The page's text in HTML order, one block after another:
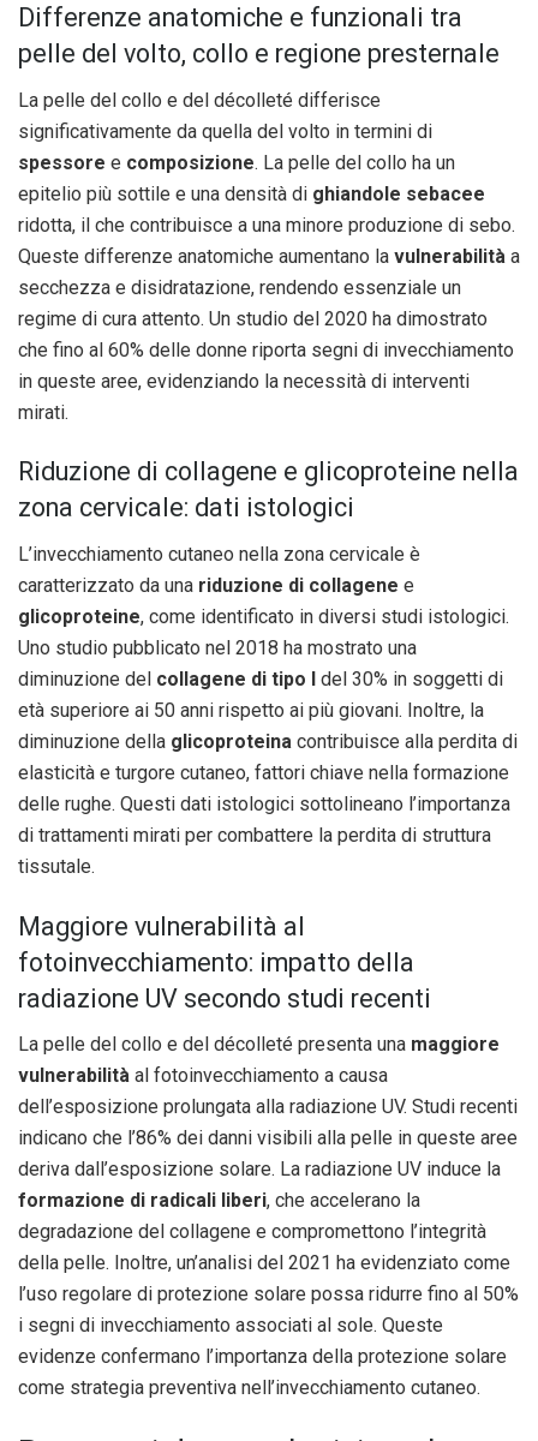
Differenze anatomiche e funzionali tra
pelle del volto, collo e regione presternale
La pelle del collo e del décolleté differisce
significativamente da quella del volto in termini di
spessore e composizione. La pelle del collo ha un
epitelio più sottile e una densità di ghiandole sebacee
ridotta, il che contribuisce a una minore produzione di sebo.
Queste differenze anatomiche aumentano la vulnerabilità a
secchezza e disidratazione, rendendo essenziale un
regime di cura attento. Un studio del 2020 ha dimostrato
che fino al 60% delle donne riporta segni di invecchiamento
in queste aree, evidenziando la necessità di interventi
mirati.
Riduzione di collagene e glicoproteine nella
zona cervicale: dati istologici
L’invecchiamento cutaneo nella zona cervicale è
caratterizzato da una riduzione di collagene e
glicoproteine, come identificato in diversi studi istologici.
Uno studio pubblicato nel 2018 ha mostrato una
diminuzione del collagene di tipo I del 30% in soggetti di
età superiore ai 50 anni rispetto ai più giovani. Inoltre, la
diminuzione della glicoproteina contribuisce alla perdita di
elasticità e turgore cutaneo, fattori chiave nella formazione
delle rughe. Questi dati istologici sottolineano l’importanza
di trattamenti mirati per combattere la perdita di struttura
tissutale.
Maggiore vulnerabilità al
fotoinvecchiamento: impatto della
radiazione UV secondo studi recenti
La pelle del collo e del décolleté presenta una maggiore
vulnerabilità al fotoinvecchiamento a causa
dell’esposizione prolungata alla radiazione UV. Studi recenti
indicano che l’86% dei danni visibili alla pelle in queste aree
deriva dall’esposizione solare. La radiazione UV induce la
formazione di radicali liberi, che accelerano la
degradazione del collagene e compromettono l’integrità
della pelle. Inoltre, un’analisi del 2021 ha evidenziato come
l’uso regolare di protezione solare possa ridurre fino al 50%
i segni di invecchiamento associati al sole. Queste
evidenze confermano l’importanza della protezione solare
come strategia preventiva nell’invecchiamento cutaneo.